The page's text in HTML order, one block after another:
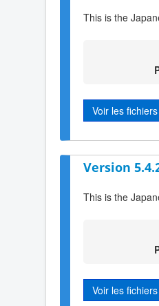
This is the
Voir les fichiers
Version
This is the
Voir les fichiers